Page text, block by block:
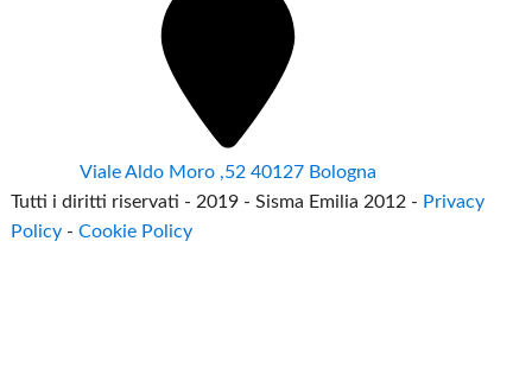
Viale Aldo Moro ,52 40127 Bologna
Tutti i diritti riservati - 2019 - Sisma Emilia 2012 - Privacy
Policy -Cookie Policy